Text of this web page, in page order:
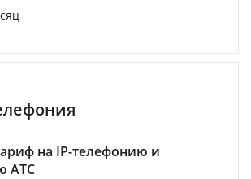
на IP-телефонию и
АТС